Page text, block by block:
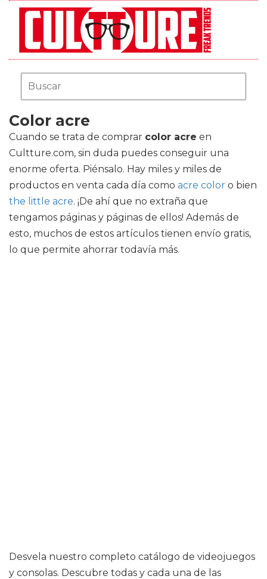
Color acre
Cuando se trata de comprar color acre en
Cultture.com, sin duda puedes conseguir una
enorme oferta. Piénsalo. Hay miles y miles de
productos en venta cada día como acre color o bien
the little acre. ¡De ahí que no extraña que
tengamos páginas y páginas de ellos! Además de
esto, muchos de estos artículos tienen envío gratis,
lo que permite ahorrar todavía más.
Desvela nuestro completo catálogo de videojuegos
y consolas. Descubre todas y cada una de las